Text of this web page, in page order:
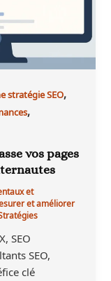
stratégie SEO,
,
vos pages
et
et améliorer
SEO
SEO,
clé